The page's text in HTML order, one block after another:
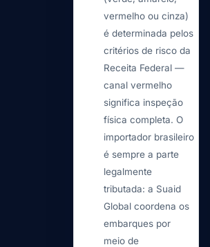
vermelho ou cinza)
é determinada pelos
critérios de risco da
Receita Federal —
canal vermelho
significa inspeção
física completa. O
importador brasileiro
é sempre a parte
legalmente
tributada: a Suaid
Global coordena os
embarques por
meio de